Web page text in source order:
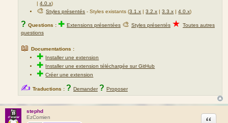
|4.0.x)
🎨Styles présentés - Styles existants (3.1.x |3.2.x |3.3.x |4.0.x)
? Questions : ✚ Extensions présentées 🎨 Styles présentés ★ Toutes autres
questions
📖 Documentations :
✚ Installer une extension
✚ Installer une extension téléchargée sur GitHub
✚Créer une extension
✍ Traductions : ? Demander ? Proposer
stephd
EzComien
Citation